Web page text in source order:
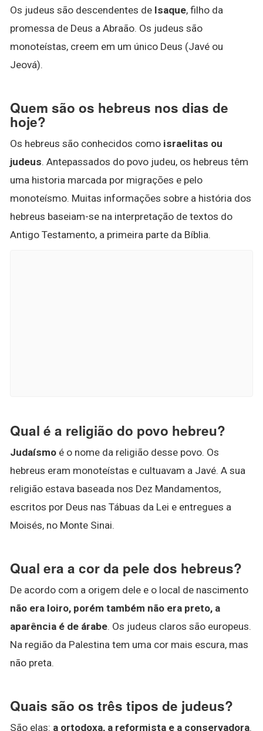
Os judeus são descendentes de Isaque, filho da
promessa de Deus a Abraão. Os judeus são
monoteístas, creem em um único Deus (Javé ou
Jeová).
Quem são os hebreus nos dias de
hoje?
Os hebreus são conhecidos como israelitas ou
judeus. Antepassados do povo judeu, os hebreus têm
uma historia marcada por migrações e pelo
monoteísmo. Muitas informações sobre a história dos
hebreus baseiam-se na interpretação de textos do
Antigo Testamento, a primeira parte da Bíblia.
Qual é a religião do povo hebreu?
Judaísmo é o nome da religião desse povo. Os
hebreus eram monoteístas e cultuavam a Javé. A sua
religião estava baseada nos Dez Mandamentos,
escritos por Deus nas Tábuas da Lei e entregues a
Moisés, no Monte Sinai.
Qual era a cor da pele dos hebreus?
De acordo com a origem dele e o local de nascimento
não era loiro, porém também não era preto, a
aparência é de árabe. Os judeus claros são europeus.
Na região da Palestina tem uma cor mais escura, mas
não preta.
Quais são os três tipos de judeus?
São elas: a ortodoxa, a reformista e a conservadora.